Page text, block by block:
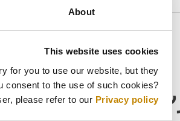
About
This website uses cookies
for you to use our website, but they
consent to the use of such cookies?
please refer to our Privacy policy